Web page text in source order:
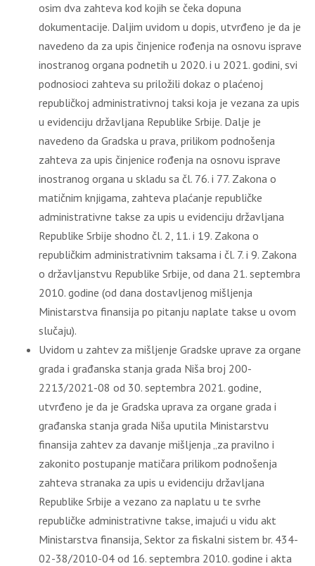
osim dva zahteva kod kojih se čeka dopuna
dokumentacije. Daljim uvidom u dopis, utvrđeno je da je
navedeno da za upis činjenice rođenja na osnovu isprave
inostranog organa podnetih u 2020. i u 2021. godini, svi
podnosioci zahteva su priložili dokaz o plaćenoj
republičkoj administrativnoj taksi koja je vezana za upis
u evidenciju državljana Republike Srbije. Dalje je
navedeno da Gradska u prava, prilikom podnošenja
zahteva za upis činjenice rođenja na osnovu isprave
inostranog organa u skladu sa čl. 76. i 77. Zakona o
matičnim knjigama, zahteva plaćanje republičke
administrativne takse za upis u evidenciju državljana
Republike Srbije shodno čl. 2, 11. i 19. Zakona o
republičkim administrativnim taksama i čl. 7. i 9. Zakona
o državljanstvu Republike Srbije, od dana 21. septembra
2010. godine (od dana dostavljenog mišljenja
Ministarstva finansija po pitanju naplate takse u ovom
slučaju).
Uvidom u zahtev za mišljenje Gradske uprave za organe
grada i građanska stanja grada Niša broj 200-
2213/2021-08 od 30. septembra 2021. godine,
utvrđeno je da je Gradska uprava za organe grada i
građanska stanja grada Niša uputila Ministarstvu
finansija zahtev za davanje mišljenja „za pravilno i
zakonito postupanje matičara prilikom podnošenja
zahteva stranaka za upis u evidenciju državljana
Republike Srbije a vezano za naplatu u te svrhe
republičke administrativne takse, imajući u vidu akt
Ministarstva finansija, Sektor za fiskalni sistem br. 434-
02-38/2010-04 od 16. septembra 2010. godine i akta